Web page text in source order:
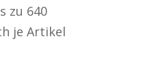
zu 640
je Artikel